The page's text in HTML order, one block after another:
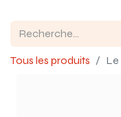
Tous les produits Le